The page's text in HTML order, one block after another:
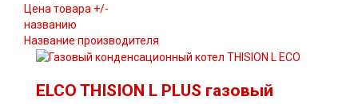
Цена товара +/-
названию
Название производителя
ELCO THISION L PLUS газовый